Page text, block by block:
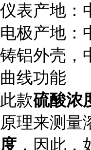
仪表产地：
电极产地：
铸铝外壳，
曲线功能
此款硫酸浓
原理来测量
度 ，因此